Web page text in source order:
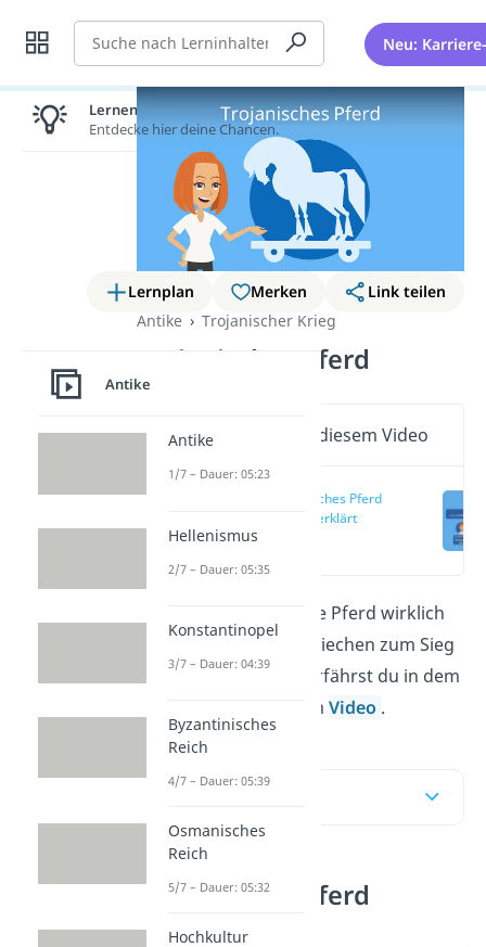
Suche Neu:
Lernplan Merken
Link teilen
Antike
Trojanischer Krieg
Trojanisches Pferd
Wichtige Inhalte in diesem Video
Trojanisches Pferd
einfach erklärt
Gab es das Trojanische Pferd wirklich
und wie half es den Griechen zum Sieg
gegen Troja? All das erfährst du in dem
Artikel und in unserem Video .
Trojanisches Pferd
einfach erklärt
Lernen lohnt sich!
Entdecke hier deine Chancen.
Antike
Antike
1/7 – Dauer: 05:23
Hellenismus
2/7 – Dauer: 05:35
Konstantinopel
3/7 – Dauer: 04:39
Byzantinisches
Reich
4/7 – Dauer: 05:39
Osmanisches
Reich
5/7 – Dauer: 05:32
Hochkultur